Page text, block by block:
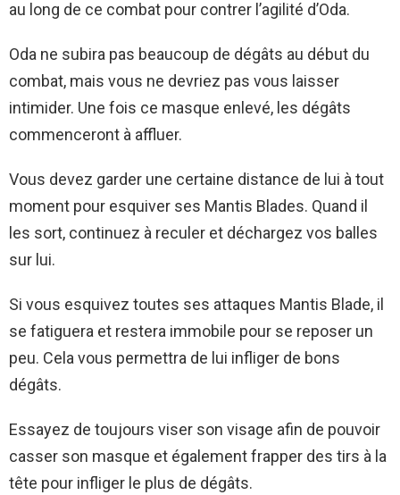
au long de ce combat pour contrer l’agilité d’Oda.
Oda ne subira pas beaucoup de dégâts au début du
combat, mais vous ne devriez pas vous laisser
intimider. Une fois ce masque enlevé, les dégâts
commenceront à affluer.
Vous devez garder une certaine distance de lui à tout
moment pour esquiver ses Mantis Blades. Quand il
les sort, continuez à reculer et déchargez vos balles
sur lui.
Si vous esquivez toutes ses attaques Mantis Blade, il
se fatiguera et restera immobile pour se reposer un
peu. Cela vous permettra de lui infliger de bons
dégâts.
Essayez de toujours viser son visage afin de pouvoir
casser son masque et également frapper des tirs à la
tête pour infliger le plus de dégâts.